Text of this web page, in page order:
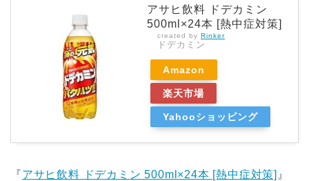
アサヒ飲料 ドデカミン
500ml×24本 [熱中症対策]
created by Rinker
ドデカミン
Amazon
楽天市場
Yahooショッピング
『アサヒ飲料 ドデカミン 500ml×24本 [熱中症対策] 』